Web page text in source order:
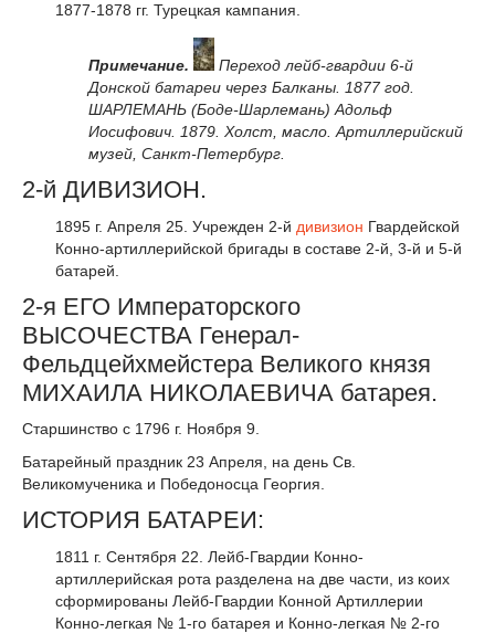
1877-1878 гг. Турецкая кампания.
Примечание.
Переход лейб-гвардии 6-й
Донской батареи через Балканы. 1877 год.
ШАРЛЕМАНЬ (Боде-Шарлемань) Адольф
Иосифович. 1879. Холст, масло. Артиллерийский
музей, Санкт-Петербург.
2-й ДИВИЗИОН.
1895 г. Апреля 25. Учрежден 2-й дивизион Гвардейской
Конно-артиллерийской бригады в составе 2-й, 3-й и 5-й
батарей.
2-я ЕГО Императорского
ВЫСОЧЕСТВА Генерал-
Фельдцейхмейстера Великого князя
МИХАИЛА НИКОЛАЕВИЧА батарея.
Старшинство с 1796 г. Ноября 9.
Батарейный праздник 23 Апреля, на день Св.
Великомученика и Победоносца Георгия.
ИСТОРИЯ БАТАРЕИ:
1811 г. Сентября 22. Лейб-Гвардии Конно-
артиллерийская рота разделена на две части, из коих
сформированы Лейб-Гвардии Конной Артиллерии
Конно-легкая № 1-го батарея и Конно-легкая № 2-го